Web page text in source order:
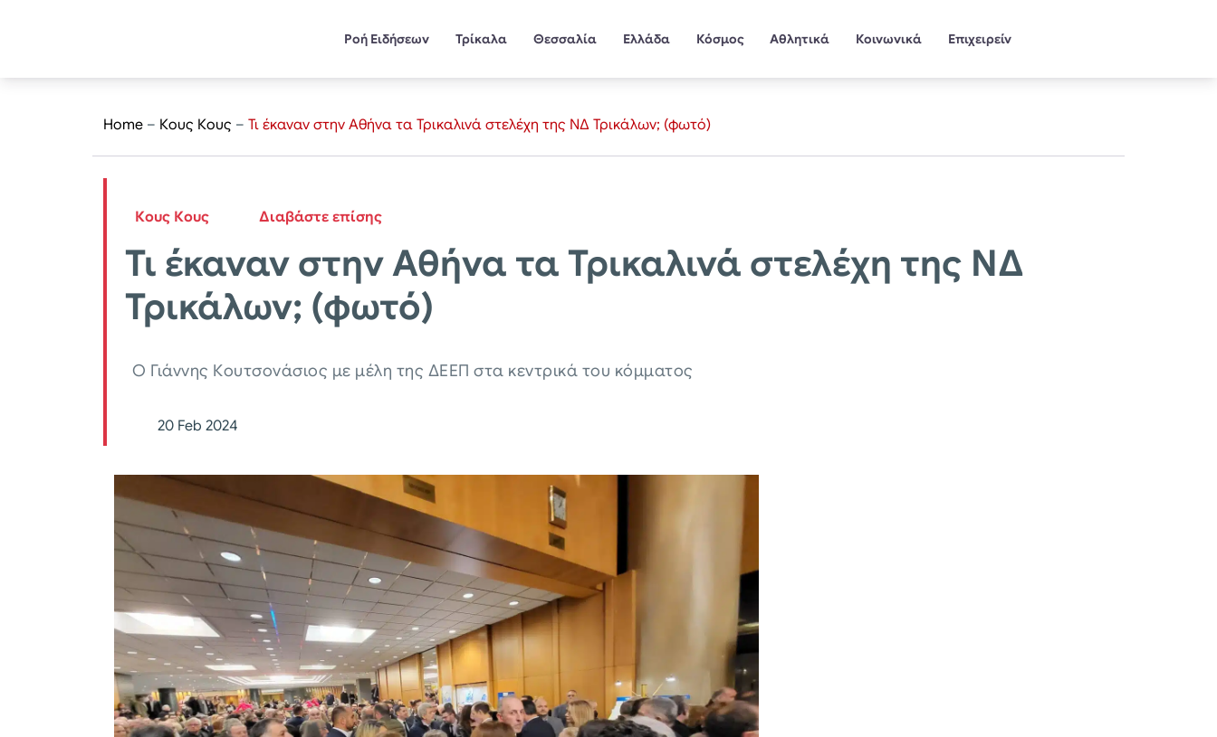
Ροή Ειδήσεων Τρίκαλα Θεσσαλία Ελλάδα Κόσμος Αθλητικά Κοινωνικά Επιχειρείν
Home – Κους Κους – Τι έκαναν στην Αθήνα τα Τρικαλινά στελέχη της ΝΔ Τρικάλων; (φωτό)
Κους Κους Διαβάστε επίσης
Τι έκαναν στην Αθήνα τα Τρικαλινά στελέχη της ΝΔ
Τρικάλων; (φωτό)
Ο Γιάννης Κουτσονάσιος με μέλη της ΔΕΕΠ στα κεντρικά του κόμματος
20 Feb 2024